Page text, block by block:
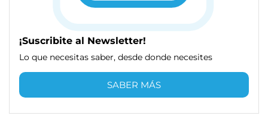
¡Suscribite al Newsletter!
Lo que necesitas saber, desde donde necesites
SABER MÁS